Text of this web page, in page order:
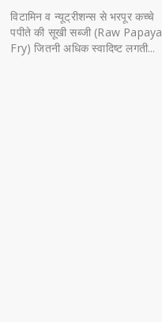
विटामिन व न्यूट्रीशन्स से भरपूर कच्चे
पपीते की सूखी सब्जी (Raw Papaya
Fry) जितनी अधिक स्वादिष्ट लगती...